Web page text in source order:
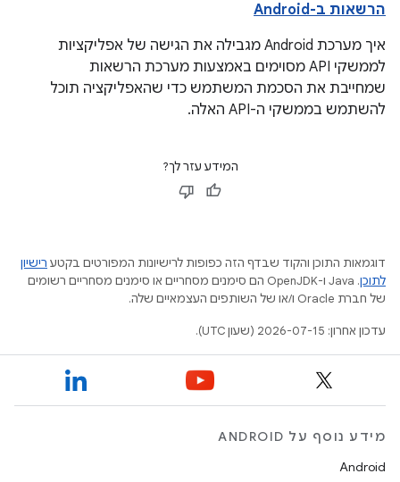
הרשאות ב-Android
איך מערכת Android מגבילה את הגישה של אפליקציות
לממשקי API מסוימים באמצעות מערכת הרשאות
שמחייבת את הסכמת המשתמש כדי שהאפליקציה תוכל
להשתמש בממשקי ה-API האלה.
המידע עזר לך?
דוגמאות התוכן והקוד שבדף הזה כפופות לרישיונות המפורטים בקטע רישיון
לתוכן
.‏ Java ו-OpenJDK הם סימנים מסחריים או סימנים מסחריים רשומים
של חברת Oracle ו/או של השותפים העצמאיים שלה.
עדכון אחרון: 2026-07-15 (שעון UTC).
מידע נוסף על ANDROID
Android